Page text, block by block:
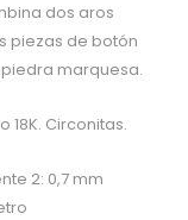
dos aros
piezas de botón
marquesa.
18K. Circonitas.
2: 0,7 mm